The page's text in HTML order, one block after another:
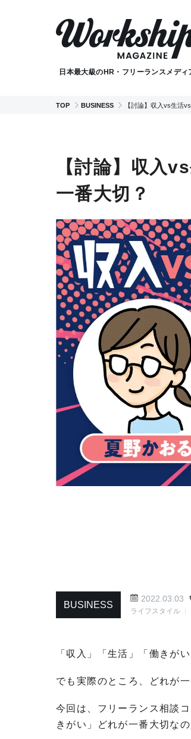
日本最大級のHR・フリーランスメディ
TOP BUSINESS 【討論】収入vs生活
【討論】収入
一番大切？
BUSINESS
2022.03.03
ライフスタイル
「収入」「生活」「働きが
でも実際のところ、どれが
今回は、フリーランス相談
きがい」どれが一番大切な